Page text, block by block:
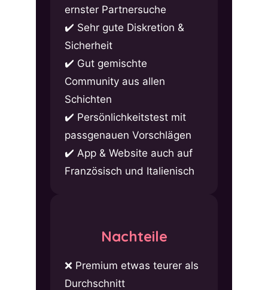
ernster Partnersuche
Sehr gute Diskretion &
Sicherheit
Gut gemischte
Community aus allen
Schichten
Persönlichkeitstest mit
passgenauen Vorschlägen
App & Website auch auf
Französisch und Italienisch
Nachteile
Premium etwas teurer als
Durchschnitt